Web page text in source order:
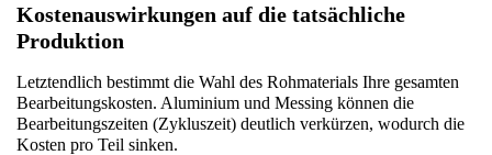
Kostenauswirkungen auf die tatsächliche
Produktion
Letztendlich bestimmt die Wahl des Rohmaterials Ihre gesamten
Bearbeitungskosten. Aluminium und Messing können die
Bearbeitungszeiten (Zykluszeit) deutlich verkürzen, wodurch die
Kosten pro Teil sinken.